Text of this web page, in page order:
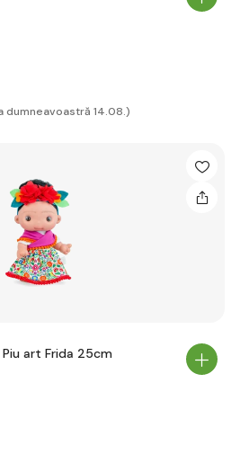
dumneavoastră 14.08.)
Piu art Frida 25cm